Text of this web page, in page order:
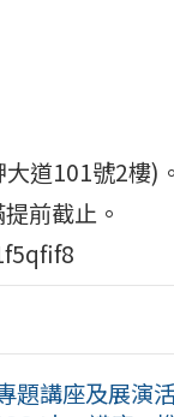
道101號2樓)。
前截止。
題講座及展演